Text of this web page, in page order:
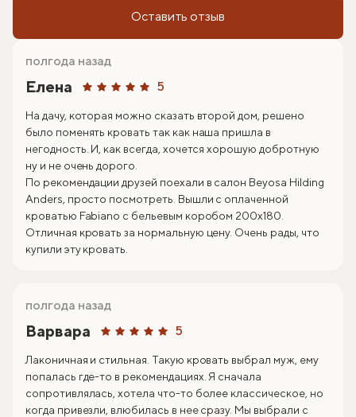
Оставить отзыв
Елена 5
полгода назад
На дачу, которая можно сказать второй дом, решено
было поменять кровать так как наша пришла в
негодность. И, как всегда, хочется хорошую добротную
ну и не очень дорого.
По рекомендации друзей поехали в салон Beyosa Hilding
Anders, просто посмотреть. Вышли с оплаченной
кроватью Fabiano с бельевым коробом 200х180.
Отличная кровать за нормальную цену. Очень рады, что
купили эту кровать.
Варвара 5
полгода назад
Лаконичная и стильная. Такую кровать выбрал муж, ему
попалась где-то в рекомендациях. Я сначала
сопротивлялась, хотела что-то более классическое, но
когда привезли, влюбилась в нее сразу. Мы выбрали с